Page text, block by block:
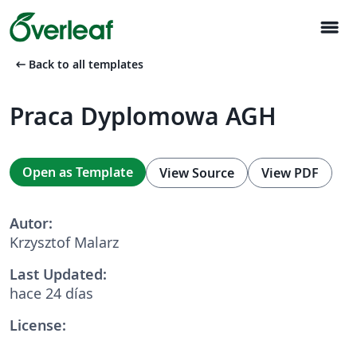
menu
arrow_left_alt Back to all templates
Praca Dyplomowa AGH
Open as Template View Source View PDF
Autor:
Krzysztof Malarz
Last Updated:
hace 24 días
License: